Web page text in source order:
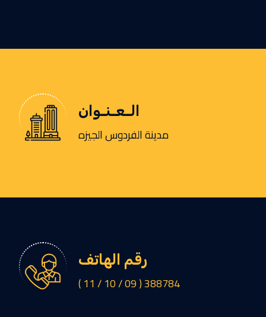
الـعـنـوان
مدينة الفردوس الجيزه
رقم الهاتف
388784 ( 09 / 10 / 11 )